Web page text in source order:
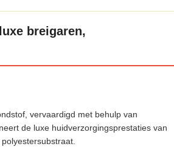
breigaren,
vervaardigd met behulp van
de luxe huidverzorgingsprestaties van